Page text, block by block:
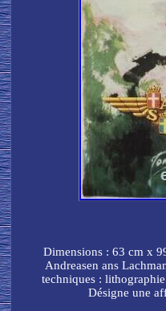
Dimensions : 63 cm x
Andreasen ans
techniques :
Désigne une